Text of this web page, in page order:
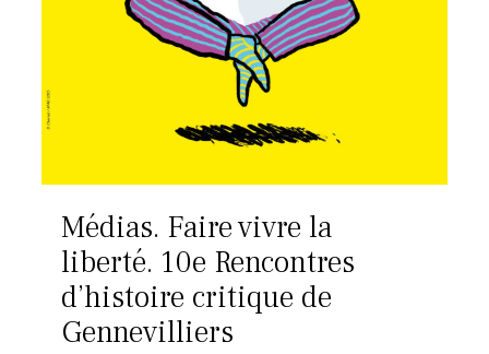
Médias. Faire vivre la
liberté. 10e Rencontres
d’histoire critique de
Gennevilliers